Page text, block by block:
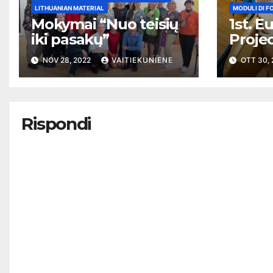
LITHUANIAN MATERIAL
Mokymai “Nuo teisių
iki pasakų”
NOV 28, 2022 VAITIEKUNIENE
MODULI DI
1st.
OTT 30,
Rispondi